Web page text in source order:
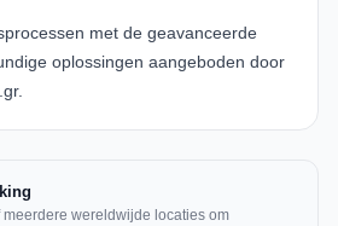
met de geavanceerde
oplossingen aangeboden door
.
wereldwijde locaties om